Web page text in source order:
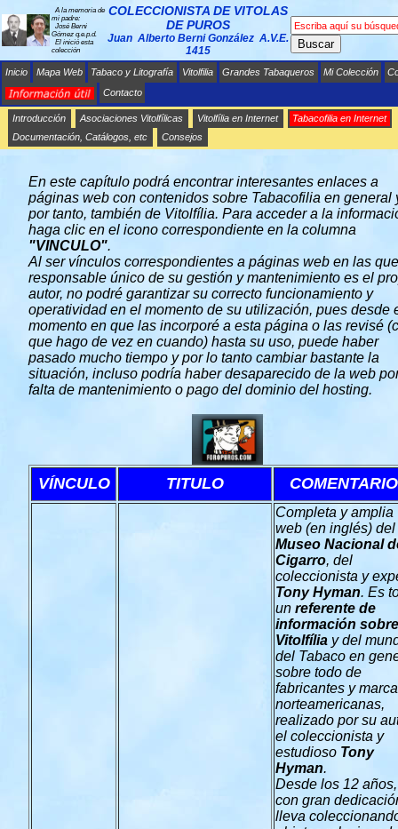
A la memoria de
mi padre:
José Berni
Gómez q.e.p.d.
El inició esta
colección
COLECCIONISTA DE VITOLAS
DE PUROS
Juan Alberto Berni González A.V.E.
1415
Buscar
Inicio Mapa Web Tabaco y Litografía Vitolfilia Grandes Tabaqueros Mi Colección
Contacto
Introducción Asociaciones Vitolfílicas Vitolfília en Internet
Tabacofilia en Internet
Documentación, Catálogos, etc
Consejos
PÁGINAS WEB SOBRE TABACOFÍLIA
En este capítulo podrá encontrar interesantes enlaces a
páginas web con contenidos sobre Tabacofilia en general
por tanto, también de Vitolfília. Para acceder a la
haga clic en el icono correspondiente en la columna
"VINCULO".
Al ser vínculos correspondientes a páginas web en las
responsable único de su gestión y mantenimiento es el
autor, no podré garantizar su correcto funcionamiento y
operatividad en el momento de su utilización, pues desde
momento en que las incorporé a esta página o las revisé
que hago de vez en cuando) hasta su uso, puede haber
pasado mucho tiempo y por lo tanto cambiar bastante la
situación, incluso podría haber desaparecido de la web
falta de mantenimiento o pago del dominio del hosting.
VÍNCULO TITULO
Completa y amplia
web (en inglés) del
Museo Nacional
Cigarro, del
coleccionista y
Tony Hyman. Es
un referente de
información sobre
Vitolfília y del
del Tabaco en
sobre todo de
fabricantes y
norteamericanas,
realizado por su
el coleccionista y
estudioso Tony
Hyman.
Desde los 12 años,
con gran
lleva